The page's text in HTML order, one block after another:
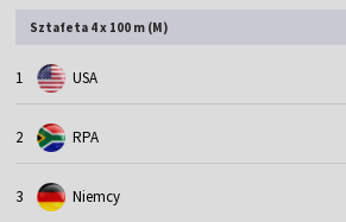
Sztafeta 4 x 100 m (M)
1 USA
2 RPA
3 Niemcy